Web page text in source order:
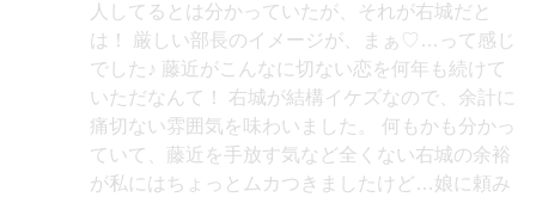
人してるとは分かっていたが、それが右城だと
は！ 厳しい部長のイメージが、まぁ♡…って感じ
でした♪ 藤近がこんなに切ない恋を何年も続けて
いただなんて！ 右城が結構イケズなので、余計に
痛切ない雰囲気を味わいました。 何もかも分かっ
ていて、藤近を手放す気など全くない右城の余裕
が私にはちょっとムカつきましたけど…娘に頼み